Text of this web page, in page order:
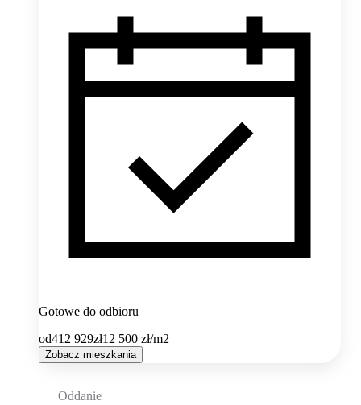
Gotowe do odbioru
od412 929zł12 500 zł/m2
Zobacz mieszkania
Oddanie